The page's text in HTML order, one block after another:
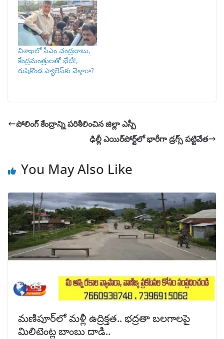
విశాఖలో సీఎం చంద్రబాబు,
కేంద్రమంత్రులతో భేటీ!,
రుషికొండ ప్యాలెస్‌కు వెళ్తారా?
పోలింగ్ కేంద్రాన్ని పరిశీలించిన జిల్లా ఎస్పీ
ఢిల్లీ ఎయిర్‌పోర్ట్‌లో భారీగా డ్రగ్స్ పట్టివేత
You May Also Like
మణిపూర్‌లో మళ్లీ ఉద్రిక్తత.. భద్రతా బలగాలపై
మిలిటెంట్ల బాంబు దాడి..